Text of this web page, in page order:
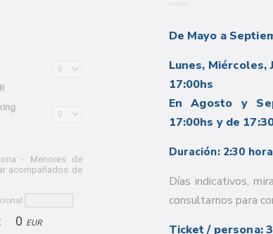
De Mayo a
Lunes, Miércoles,
17:00hs
En Agosto y
17:00hs y de
Duración: 2:30
Días indicativos,
consultarnos para
Ticket / persona: